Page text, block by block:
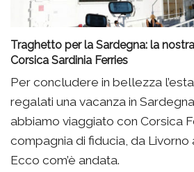
Traghetto per la Sardegna: la
Corsica Sardinia Ferries
Per concludere in bellezza
regalati una vacanza in
abbiamo viaggiato con Corsica
compagnia di fiducia, da Livorno
Ecco com’è andata.